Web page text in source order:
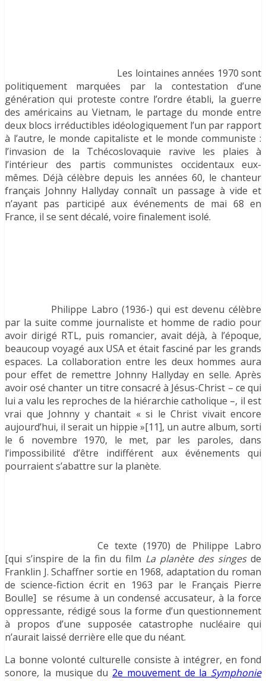
Les lointaines années 1970 sont
politiquement marquées par la contestation d’une
génération qui proteste contre l’ordre établi, la guerre
des américains au Vietnam, le partage du monde entre
deux blocs irréductibles idéologiquement l’un par rapport
à l’autre, le monde capitaliste et le monde communiste :
l’invasion de la Tchécoslovaquie ravive les plaies à
l’intérieur des partis communistes occidentaux eux-
mêmes. Déjà célèbre depuis les années 60, le chanteur
français Johnny Hallyday connaît un passage à vide et
n’ayant pas participé aux événements de mai 68 en
France, il se sent décalé, voire finalement isolé.
Philippe Labro (1936-) qui est devenu célèbre
par la suite comme journaliste et homme de radio pour
avoir dirigé RTL, puis romancier, avait déjà, à l’époque,
beaucoup voyagé aux USA et était fasciné par les grands
espaces. La collaboration entre les deux hommes aura
pour effet de remettre Johnny Hallyday en selle. Après
avoir osé chanter un titre consacré à Jésus-Christ – ce qui
lui a valu les reproches de la hiérarchie catholique –, il est
vrai que Johnny y chantait « si le Christ vivait encore
aujourd’hui, il serait un hippie »[11], un autre album, sorti
le 6 novembre 1970, le met, par les paroles, dans
l’impossibilité d’être indifférent aux événements qui
pourraient s’abattre sur la planète.
Ce texte (1970) de Philippe Labro
[qui s’inspire de la fin du film La planète des singesde
Franklin J. Schaffner sortie en 1968, adaptation du roman
de science-fiction écrit en 1963 par le Français Pierre
Boulle] se résume à un condensé accusateur, à la force
oppressante, rédigé sous la forme d’un questionnement
à propos d’une supposée catastrophe nucléaire qui
n’aurait laissé derrière elle que du néant.
La bonne volonté culturelle consiste à intégrer, en fond
sonore, la musique du 2e mouvement de la Symphonie